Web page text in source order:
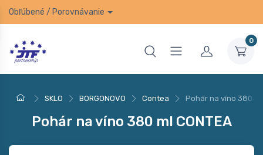
Obľúbené / Porovnávanie
0
SKLO BORGONOVO Contea Pohár na víno 380 ml
Pohár na víno 380 ml CONTEA